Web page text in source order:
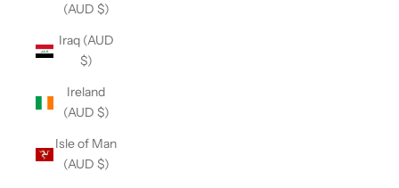
(AUD $)
Iraq (AUD
$)
Ireland
(AUD $)
Isle of Man
(AUD $)